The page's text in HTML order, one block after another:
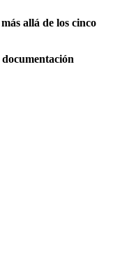
allá de los cinco